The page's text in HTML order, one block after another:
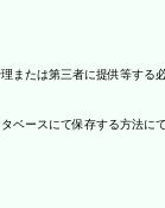
または第三者に提供等する
ベースにて保存する方法にて